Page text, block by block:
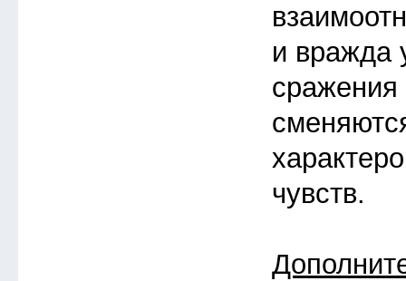
и вражда
сражения
чувств.